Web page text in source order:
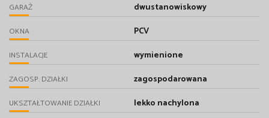
GARAŻ dwustanowiskowy
OKNA PCV
INSTALACJE wymienione
ZAGOSP. DZIAŁKI zagospodarowana
UKSZTAŁTOWANIE DZIAŁKI lekko nachylona